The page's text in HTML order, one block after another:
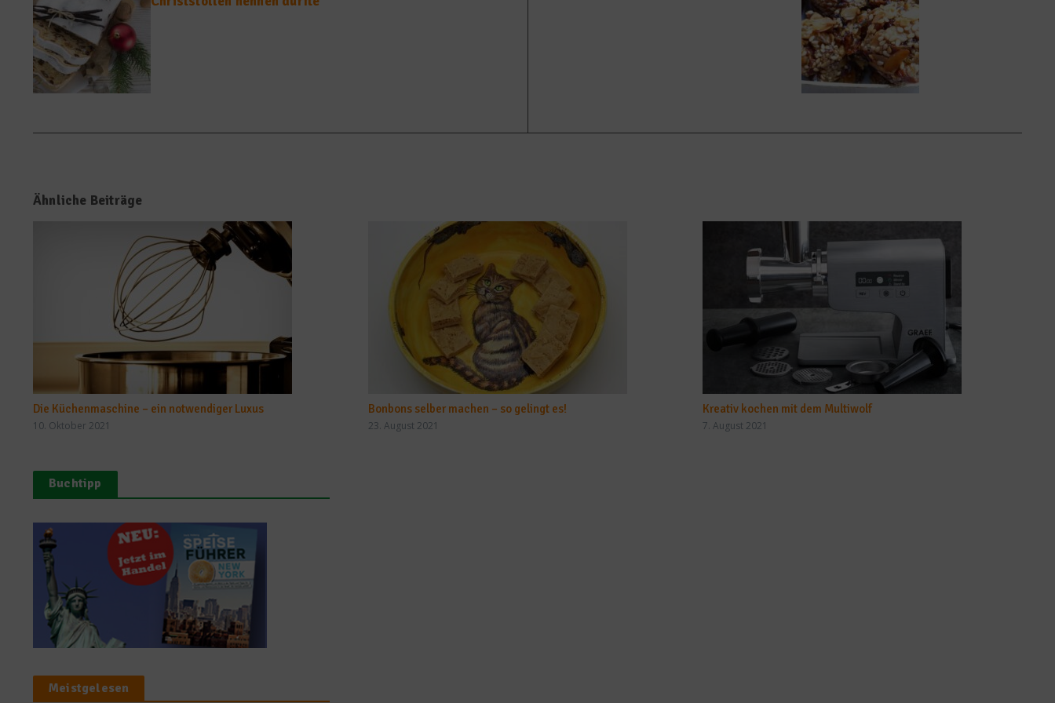
Ähnliche Beiträge
Die Küchenmaschine – ein notwendiger Luxus
10. Oktober 2021
Bonbons selber machen – so gelingt es!
23. August 2021
Kreativ kochen mit dem Multiwolf
7. August 2021
Buchtipp
Meistgelesen